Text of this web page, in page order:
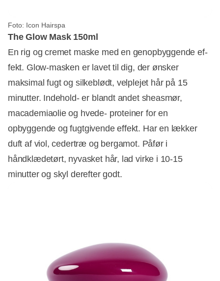
Foto: Icon Hairspa
The Glow Mask 150ml
En rig og cremet maske med en genopbyggende ef-
fekt. Glow-masken er lavet til dig, der ønsker
maksimal fugt og silkeblødt, velplejet hår på 15
minutter. Indehold- er blandt andet sheasmør,
macademiaolie og hvede- proteiner for en
opbyggende og fugtgivende effekt. Har en lækker
duft af viol, cedertræ og bergamot. Påfør i
håndklædetørt, nyvasket hår, lad virke i 10-15
minutter og skyl derefter godt.